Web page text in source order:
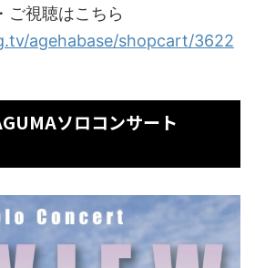
ご視聴はこちら
agehabase/shopcart/3622
ソロコンサート